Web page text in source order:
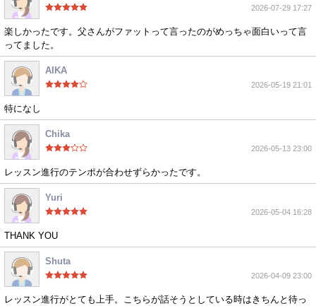
2026-07-29 17:27
楽しかったです。父さんがファットって言ったのがめっちゃ面白いって言
ってました。
AIKA
2026-05-19 21:01
特になし
Chika
2026-05-13 23:00
レッスン進行のテンポが合わせずらかったです。
Yuri
2026-05-04 16:28
THANK YOU
Shuta
2026-04-09 23:00
レッスン進行がとても上手。こちらが話そうとしている時はきちんと待っ